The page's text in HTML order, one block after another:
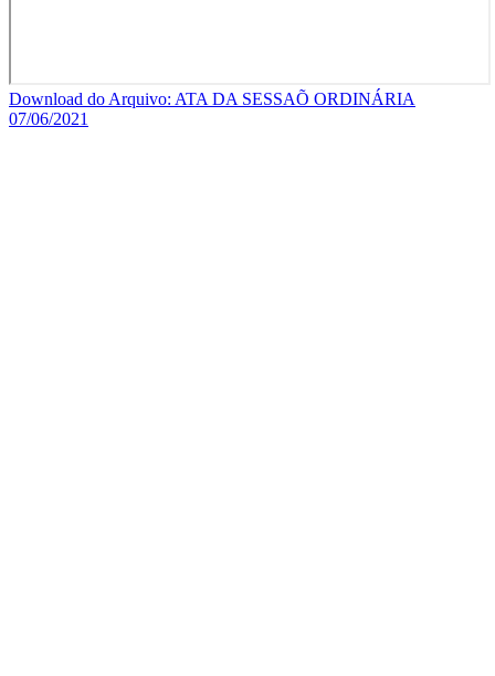
Download do Arquivo: ATA DA SESSAÕ ORDINÁRIA
07/06/2021